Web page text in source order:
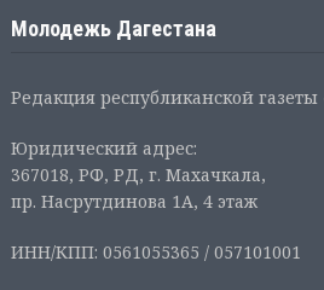
Молодежь Дагестана
Редакция республиканской
Юридический адрес:
367018, РФ, РД, г. Махачкала,
пр. Насрутдинова 1А, 4 этаж
ИНН/КПП: 0561055365 / 057101001